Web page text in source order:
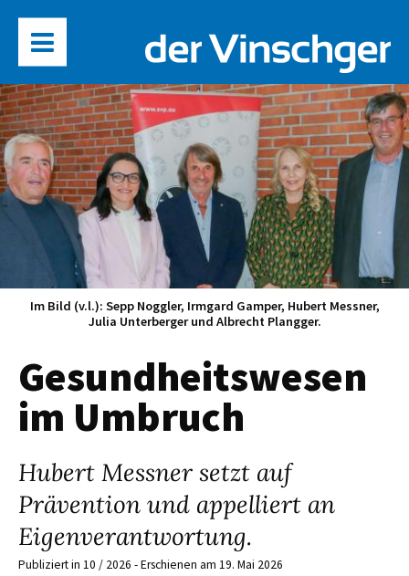
Im Bild (v.l.): Sepp Noggler, Irmgard Gamper, Hubert Messner,
Julia Unterberger und Albrecht Plangger.
Gesundheitswesen
im Umbruch
Hubert Messner setzt auf
Prävention und appelliert an
Eigenverantwortung.
Publiziert in 10 / 2026 - Erschienen am 19. Mai 2026